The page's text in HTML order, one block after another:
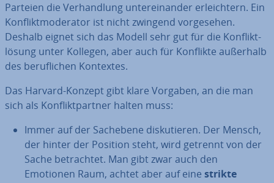
Parteien die Ver­hand­lung un­ter­ein­an­der er­leich­tern. Ein
Kon­flikt­mo­de­ra­tor ist nicht zwingend vor­ge­se­hen.
Deshalb eignet sich das Modell sehr gut für die Kon­flikt­
lö­sung unter Kollegen, aber auch für Konflikte außerhalb
des be­ruf­li­chen Kontextes.
Das Harvard-Konzept gibt klare Vorgaben, an die man
sich als Kon­flikt­part­ner halten muss:
Immer auf der Sachebene dis­ku­tie­ren. Der Mensch,
der hinter der Position steht, wird getrennt von der
Sache be­trach­tet. Man gibt zwar auch den
Emotionen Raum, achtet aber auf eine strikte